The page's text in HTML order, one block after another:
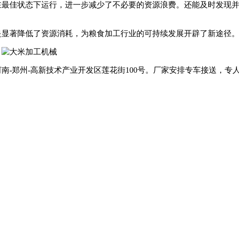
状态下运行，进一步减少了不必要的资源浪费。还能及时发现
著降低了资源消耗，为粮食加工行业的可持续发展开辟了新途径。
州-高新技术产业开发区莲花街100号。厂家安排专车接送，专